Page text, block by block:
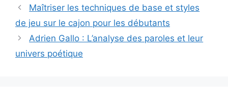
Navigation
des
articles
Maîtriser les techniques de base et styles
de jeu sur le cajon pour les débutants
Adrien Gallo : L’analyse des paroles et leur
univers poétique